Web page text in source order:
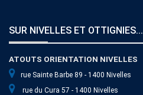
SUR NIVELLES ET OTTIGNIES...
ATOUTS ORIENTATION NIVELLES
rue Sainte Barbe 89 - 1400 Nivelles
rue du Cura 57 - 1400 Nivelles